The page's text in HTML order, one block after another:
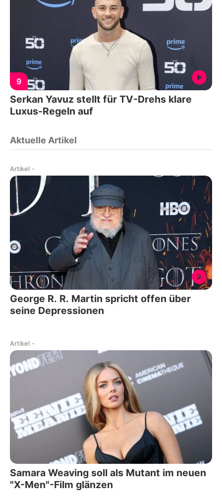
9
Serkan Yavuz stellt für TV-Drehs klare
Luxus-Regeln auf
Aktuelle Artikel
Artikel -
George R. R. Martin spricht offen über
seine Depressionen
Artikel -
Samara Weaving soll als Mutant im neuen
"X-Men"-Film glänzen